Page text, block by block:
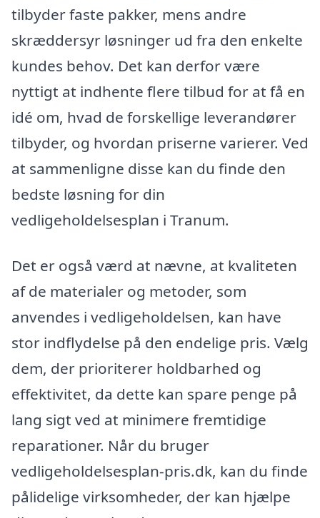
tilbyder faste pakker, mens andre
skræddersyr løsninger ud fra den enkelte
kundes behov. Det kan derfor være
nyttigt at indhente flere tilbud for at få en
idé om, hvad de forskellige leverandører
tilbyder, og hvordan priserne varierer. Ved
at sammenligne disse kan du finde den
bedste løsning for din
vedligeholdelsesplan i Tranum.
Det er også værd at nævne, at kvaliteten
af de materialer og metoder, som
anvendes i vedligeholdelsen, kan have
stor indflydelse på den endelige pris. Vælg
dem, der prioriterer holdbarhed og
effektivitet, da dette kan spare penge på
lang sigt ved at minimere fremtidige
reparationer. Når du bruger
vedligeholdelsesplan-pris.dk, kan du finde
pålidelige virksomheder, der kan hjælpe